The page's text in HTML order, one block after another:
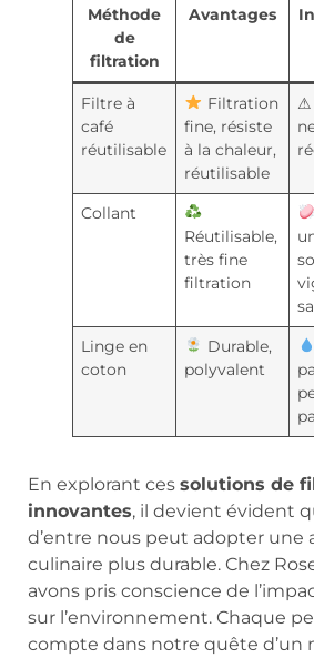
Méthode
de
filtration
Avantages
Filtre à
café
réutilisable
Filtration
fine, résiste
à la chaleur,
réutilisable
⚠
Collant
Réutilisable,
très fine
filtration
Linge en
coton
Durable,
polyvalent
En explorant ces solutions de
innovantes, il devient évident
d’entre nous peut adopter une
culinaire plus durable. Chez
avons pris conscience de
sur l’environnement. Chaque
compte dans notre quête d’un